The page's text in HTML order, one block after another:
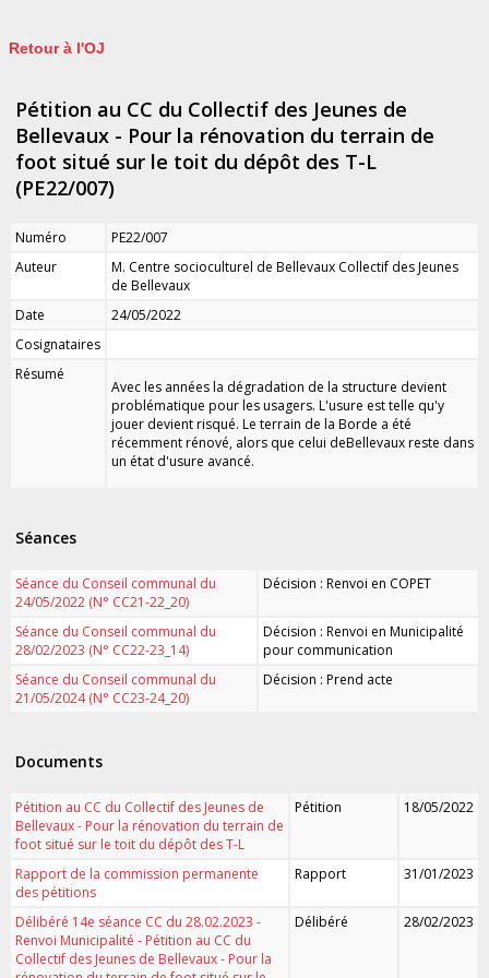
Retour à l'OJ
Pétition au CC du Collectif des Jeunes de
Bellevaux - Pour la rénovation du terrain de
foot situé sur le toit du dépôt des T-L
(PE22/007)
Numéro
PE22/007
Auteur
M. Centre socioculturel de Bellevaux Collectif des Jeunes
de Bellevaux
Date
24/05/2022
Cosignataires
Résumé
Avec les années la dégradation de la structure devient
problématique pour les usagers. L'usure est telle qu'y
jouer devient risqué. Le terrain de la Borde a été
récemment rénové, alors que celui deBellevaux reste dans
un état d'usure avancé.
Séances
Séance du Conseil communal du
24/05/2022 (N° CC21-22_20)
Décision : Renvoi en COPET
Séance du Conseil communal du
28/02/2023 (N° CC22-23_14)
Décision : Renvoi en Municipalité
pour communication
Séance du Conseil communal du
21/05/2024 (N° CC23-24_20)
Décision : Prend acte
Documents
Pétition au CC du Collectif des Jeunes de
Bellevaux - Pour la rénovation du terrain de
foot situé sur le toit du dépôt des T-L
Pétition 18/05/2022
Rapport de la commission permanente
des pétitions
Rapport 31/01/2023
Délibéré 14e séance CC du 28.02.2023 -
Renvoi Municipalité - Pétition au CC du
Collectif des Jeunes de Bellevaux - Pour la
Délibéré 28/02/2023